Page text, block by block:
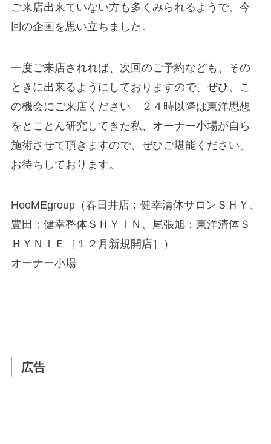
ご来店出来ていない方も多くみられるようで、今
回の企画を思い立ちました。
一度ご来店されれば、次回のご予約なども、その
ときに出来るようにしておりますので、ぜひ、こ
の機会にご来店ください。２４時以降は東洋思想
をとことん研究してきた私、オーナー小場が自ら
施術させて頂きますので、ぜひご堪能ください。
お待ちしております。
HooMEgroup（春日井店：健幸清体サロンＳＨＹ、
豊田：健幸整体ＳＨＹＩＮ、尾張旭：東洋清体Ｓ
ＨＹＮＩＥ［１２月新規開店］）
オーナー小場
広告